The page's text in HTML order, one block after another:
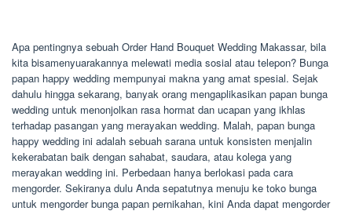
Apa pentingnya sebuah Order Hand Bouquet Wedding Makassar, bila
kita bisamenyuarakannya melewati media sosial atau telepon? Bunga
papan happy wedding mempunyai makna yang amat spesial. Sejak
dahulu hingga sekarang, banyak orang mengaplikasikan papan bunga
wedding untuk menonjolkan rasa hormat dan ucapan yang ikhlas
terhadap pasangan yang merayakan wedding. Malah, papan bunga
happy wedding ini adalah sebuah sarana untuk konsisten menjalin
kekerabatan baik dengan sahabat, saudara, atau kolega yang
merayakan wedding ini. Perbedaan hanya berlokasi pada cara
mengorder. Sekiranya dulu Anda sepatutnya menuju ke toko bunga
untuk mengorder bunga papan pernikahan, kini Anda dapat mengorder